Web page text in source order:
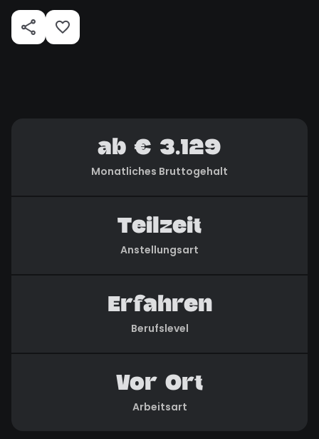
ab € 3.129
Monatliches Bruttogehalt
Teilzeit
Anstellungsart
Erfahren
Berufslevel
Vor Ort
Arbeitsart